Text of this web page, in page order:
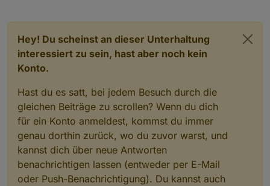
Hey! Du scheinst an dieser Unterhaltung
interessiert zu sein, hast aber noch kein
Konto.
Hast du es satt, bei jedem Besuch durch die
gleichen Beiträge zu scrollen? Wenn du dich
für ein Konto anmeldest, kommst du immer
genau dorthin zurück, wo du zuvor warst, und
kannst dich über neue Antworten
benachrichtigen lassen (entweder per E-Mail
oder Push-Benachrichtigung). Du kannst auch